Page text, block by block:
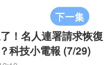
下一集
！名人連署請求恢復
科技小電報 (7/29)